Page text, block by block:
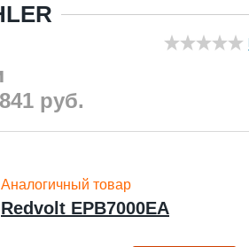
руб.
Аналогичный товар
Redvolt EPB7000EA